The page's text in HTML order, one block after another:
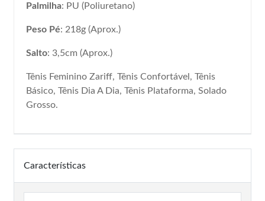
Palmilha: PU (Poliuretano)
Peso Pé: 218g (Aprox.)
Salto: 3,5cm (Aprox.)
Tênis Feminino Zariff, Tênis Confortável, Tênis
Básico, Tênis Dia A Dia, Tênis Plataforma, Solado
Grosso.
Características